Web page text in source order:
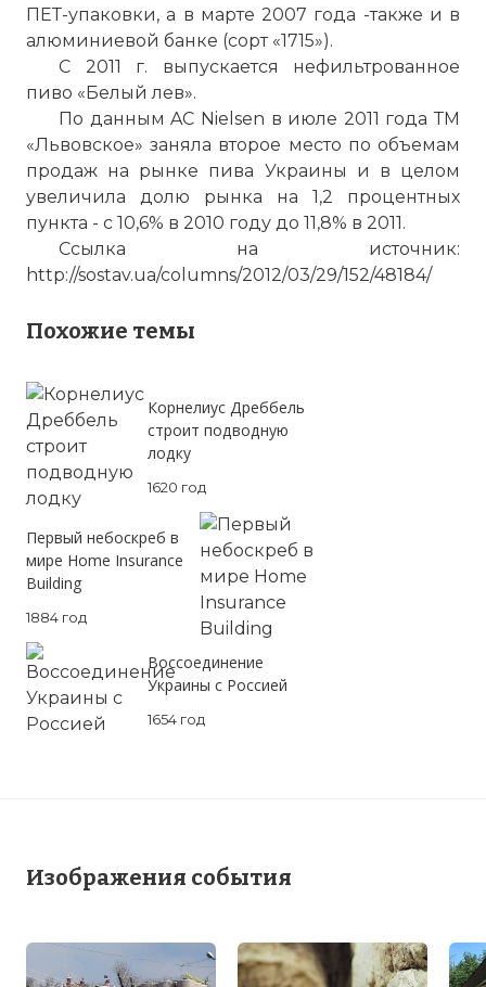
ПЕТ-упаковки, а в марте 2007 года -также и в
алюминиевой банке (сорт «1715»).
С 2011 г. выпускается нефильтрованное
пиво «Белый лев».
По данным AC Nielsen в июле 2011 года ТМ
«Львовское» заняла второе место по объемам
продаж на рынке пива Украины и в целом
увеличила долю рынка на 1,2 процентных
пункта - с 10,6% в 2010 году до 11,8% в 2011.
Ссылка на источник:
http://sostav.ua/columns/2012/03/29/152/48184/
Похожие темы
Корнелиус Дреббель
строит подводную
лодку
1620 год
Первый небоскреб в
мире Home Insurance
Building
1884 год
Воссоединение
Украины с Россией
1654 год
Изображения события